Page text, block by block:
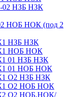
НЗБ НЗК
НОБ НОК (под 2
НЗБ НЗК
НОБ НОК
01 НЗБ НЗК
01 НОБ НОК
О2 НЗБ НЗК
О2 НОБ НОК
О2 НОБ,НОК/